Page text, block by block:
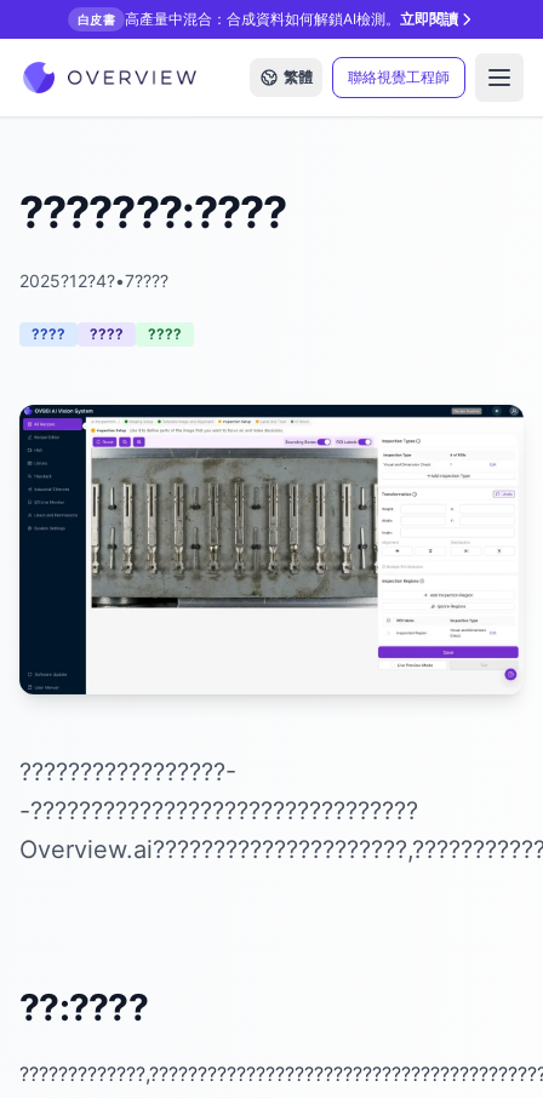
白皮書 高產量中混合：合成資料如何解鎖AI檢測。立即閱讀
繁體 聯絡視覺工程師
???????:????
2025?12?4?•7????
???? ???? ????
?????????????????-
-????????????????????????????????
??:????